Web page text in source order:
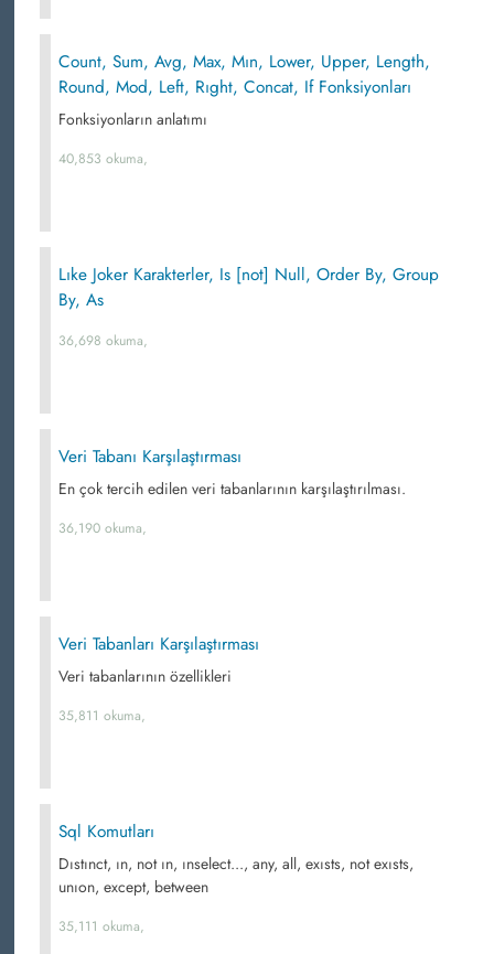
Count, Sum, Avg, Max, Mın, Lower, Upper, Length,
Round, Mod, Left, Rıght, Concat, If Fonksiyonları
Fonksiyonların anlatımı
40,853 okuma,
Lıke Joker Karakterler, Is [not] Null, Order By, Group
By, As
36,698 okuma,
Veri Tabanı Karşılaştırması
En çok tercih edilen veri tabanlarının karşılaştırılması.
36,190 okuma,
Veri Tabanları Karşılaştırması
Veri tabanlarının özellikleri
35,811 okuma,
Sql Komutları
Dıstınct, ın, not ın, ınselect..., any, all, exısts, not exısts,
unıon, except, between
35,111 okuma,